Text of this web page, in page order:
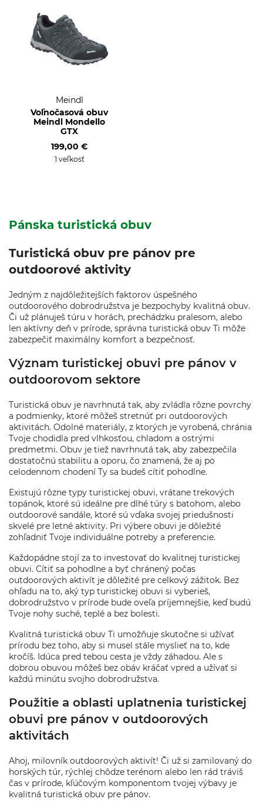
Meindl
Voľnočasová obuv
Meindl Mondello
GTX
199,00 €
1 veľkosť
Pánska turistická obuv
Turistická obuv pre pánov pre
outdoorové aktivity
Jedným z najdôležitejších faktorov úspešného
outdoorového dobrodružstva je bezpochyby kvalitná obuv.
Či už plánuješ túru v horách, prechádzku pralesom, alebo
len aktívny deň v prírode, správna turistická obuv Ti môže
zabezpečiť maximálny komfort a bezpečnosť.
Význam turistickej obuvi pre pánov v
outdoorovom sektore
Turistická obuv je navrhnutá tak, aby zvládla rôzne povrchy
a podmienky, ktoré môžeš stretnúť pri outdoorových
aktivitách. Odolné materiály, z ktorých je vyrobená, chránia
Tvoje chodidla pred vlhkosťou, chladom a ostrými
predmetmi. Obuv je tiež navrhnutá tak, aby zabezpečila
dostatočnú stabilitu a oporu, čo znamená, že aj po
celodennom chodení Ty sa budeš cítiť pohodlne.
Existujú rôzne typy turistickej obuvi, vrátane trekových
topánok, ktoré sú ideálne pre dlhé túry s batohom, alebo
outdoorové sandále, ktoré sú vďaka svojej priedušnosti
skvelé pre letné aktivity. Pri výbere obuvi je dôležité
zohľadniť Tvoje individuálne potreby a preferencie.
Každopádne stojí za to investovať do kvalitnej turistickej
obuvi. Cítiť sa pohodlne a byť chránený počas
outdoorových aktivít je dôležité pre celkový zážitok. Bez
ohľadu na to, aký typ turistickej obuvi si vyberieš,
dobrodružstvo v prírode bude oveľa príjemnejšie, keď budú
Tvoje nohy suché, teplé a bez bolesti.
Kvalitná turistická obuv Ti umožňuje skutočne si užívať
prírodu bez toho, aby si musel stále myslieť na to, kde
kročíš. Idúca pred tebou cesta je vždy záhadou. Ale s
dobrou obuvou môžeš bez obáv kráčať vpred a užívať si
každú minútu svojho dobrodružstva.
Použitie a oblasti uplatnenia turistickej
obuvi pre pánov v outdoorových
aktivitách
Ahoj, milovník outdoorových aktivít! Či už si zamilovaný do
horských túr, rýchlej chôdze terénom alebo len rád tráviš
čas v prírode, kľúčovým komponentom tvojej výbavy je
kvalitná turistická obuv pre pánov.